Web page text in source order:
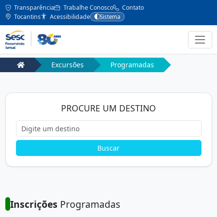
Transparência Trabalhe Conosco
Contato
Tocantins
Acessibilidade Sistema
Excursões Programadas
PROCURE UM DESTINO
Buscar
Inscrições Programadas